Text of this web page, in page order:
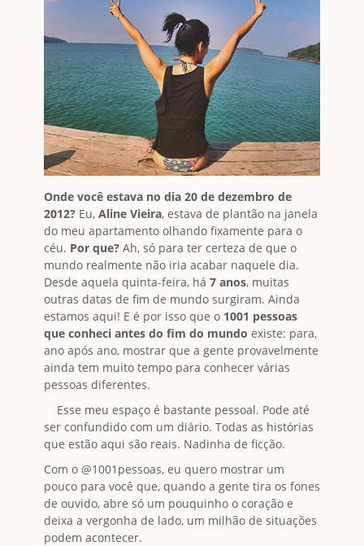
Onde você estava no dia 20 de dezembro de
2012? Eu, Aline Vieira, estava de plantão na janela
do meu apartamento olhando fixamente para o
céu. Por que? Ah, só para ter certeza de que o
mundo realmente não iria acabar naquele dia.
Desde aquela quinta-feira, há 7 anos, muitas
outras datas de fim de mundo surgiram. Ainda
estamos aqui! E é por isso que o 1001 pessoas
que conheci antes do fim do mundo existe: para,
ano após ano, mostrar que a gente provavelmente
ainda tem muito tempo para conhecer várias
pessoas diferentes.
Esse meu espaço é bastante pessoal. Pode até
ser confundido com um diário. Todas as histórias
que estão aqui são reais. Nadinha de ficção.
Com o @1001pessoas, eu quero mostrar um
pouco para você que, quando a gente tira os fones
de ouvido, abre só um pouquinho o coração e
deixa a vergonha de lado, um milhão de situações
podem acontecer.